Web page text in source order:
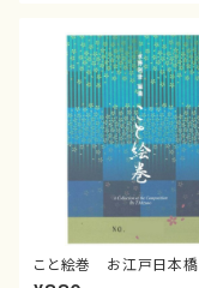
こと絵巻 お江戸日本橋